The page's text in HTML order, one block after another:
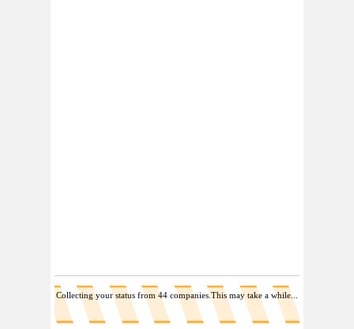
Collecting your status from 31 companies.This may take a while...